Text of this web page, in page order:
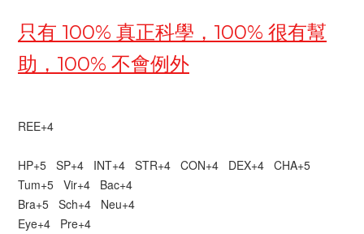
只有 100% 真正科學，100% 很有幫
助，100% 不會例外
REE+4
HP+5 SP+4 INT+4 STR+4 CON+4 DEX+4 CHA+5
Tum+5 Vir+4 Bac+4
Bra+5 Sch+4 Neu+4
Eye+4 Pre+4